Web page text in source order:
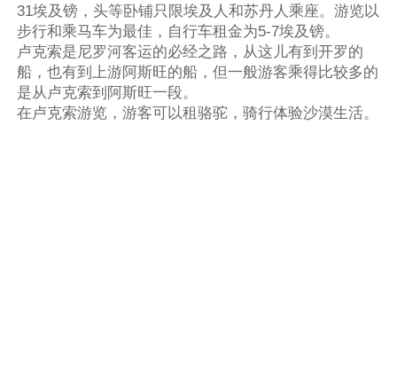
31埃及镑，头等卧铺只限埃及人和苏丹人乘座。游览以
步行和乘马车为最佳，自行车租金为5-7埃及镑。
卢克索是尼罗河客运的必经之路，从这儿有到开罗的
船，也有到上游阿斯旺的船，但一般游客乘得比较多的
是从卢克索到阿斯旺一段。
在卢克索游览，游客可以租骆驼，骑行体验沙漠生活。